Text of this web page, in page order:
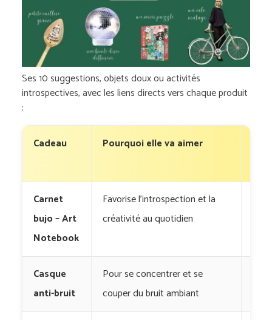
Ses 10 suggestions, objets doux ou activités
introspectives, avec les liens directs vers chaque produit
:
Cadeau Pourquoi elle va aimer
Carnet
bujo – Art
Notebook
Favorise l’introspection et la
créativité au quotidien
Casque
anti-bruit
Pour se concentrer et se
couper du bruit ambiant